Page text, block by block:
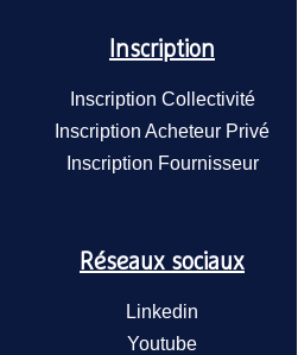
Inscription
Inscription Collectivité
Inscription Acheteur Privé
Inscription Fournisseur
Réseaux sociaux
Linkedin
Youtube